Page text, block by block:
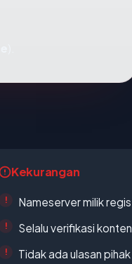
Kekurangan
Nameserver milik
Selalu verifikasi
Tidak ada ulasan